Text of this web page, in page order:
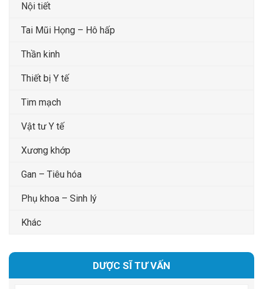
Nội tiết
Tai Mũi Họng – Hô hấp
Thần kinh
Thiết bị Y tế
Tim mạch
Vật tư Y tế
Xương khớp
Gan – Tiêu hóa
Phụ khoa – Sinh lý
Khác
DƯỢC SĨ TƯ VẤN